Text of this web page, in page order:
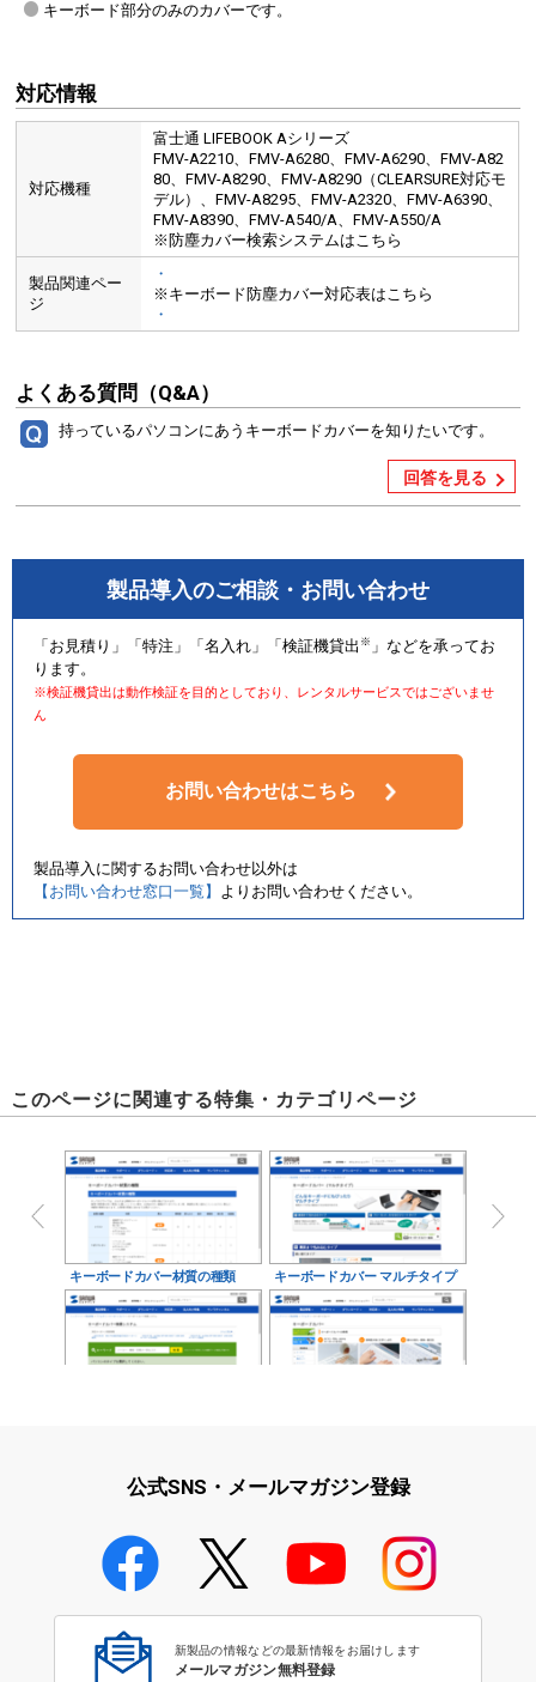
キーボード部分のみのカバーです。
対応情報
対応機種
富士通 LIFEBOOK Aシリーズ
FMV-A2210、FMV-A6280、FMV-A6290、FMV-A82
80、FMV-A8290、FMV-A8290（CLEARSURE対応モ
デル）、FMV-A8295、FMV-A2320、FMV-A6390、
FMV-A8390、FMV-A540/A、FMV-A550/A
※防塵カバー検索システムはこちら
製品関連ペー
ジ
・
※キーボード防塵カバー対応表はこちら
・
よくある質問（Q&A）
持っているパソコンにあうキーボードカバーを知りたいです。
回答を見る
製品導入のご相談・お問い合わせ
「お見積り」「特注」「名入れ」「検証機貸出 ※ 」などを承ってお
ります。
※検証機貸出は動作検証を目的としており、レンタルサービスではございませ
ん
お問い合わせはこちら
製品導入に関するお問い合わせ以外は
【お問い合わせ窓口一覧】 よりお問い合わせください。
このページに関連する特集・カテゴリページ
キーボードカバー材質の種類 キーボードカバー マルチタイプ
富士通製キーボードに対応する
キーボードカバー
公式SNS・メールマガジン登録
新製品の情報などの最新情報をお届けします
メールマガジン無料登録